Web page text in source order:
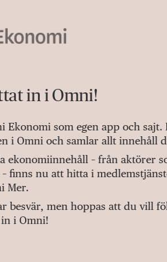
in i Omni!
Ekonomi som egen app och sajt.
i Omni och samlar allt innehåll
ekonomiinnehåll – från aktörer
finns nu att hitta i
Mer.
besvär, men hoppas att du vill
i Omni!